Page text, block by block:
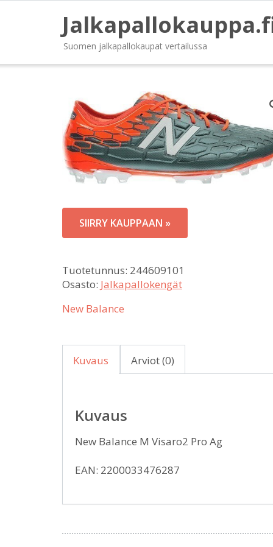
Suomen jalkapallokaupat vertailussa
SIIRRY KAUPPAAN »
Tuotetunnus: 244609101
Osasto: Jalkapallokengät
New Balance
Kuvaus Arviot (0)
Kuvaus
New Balance M Visaro2 Pro Ag
EAN: 2200033476287